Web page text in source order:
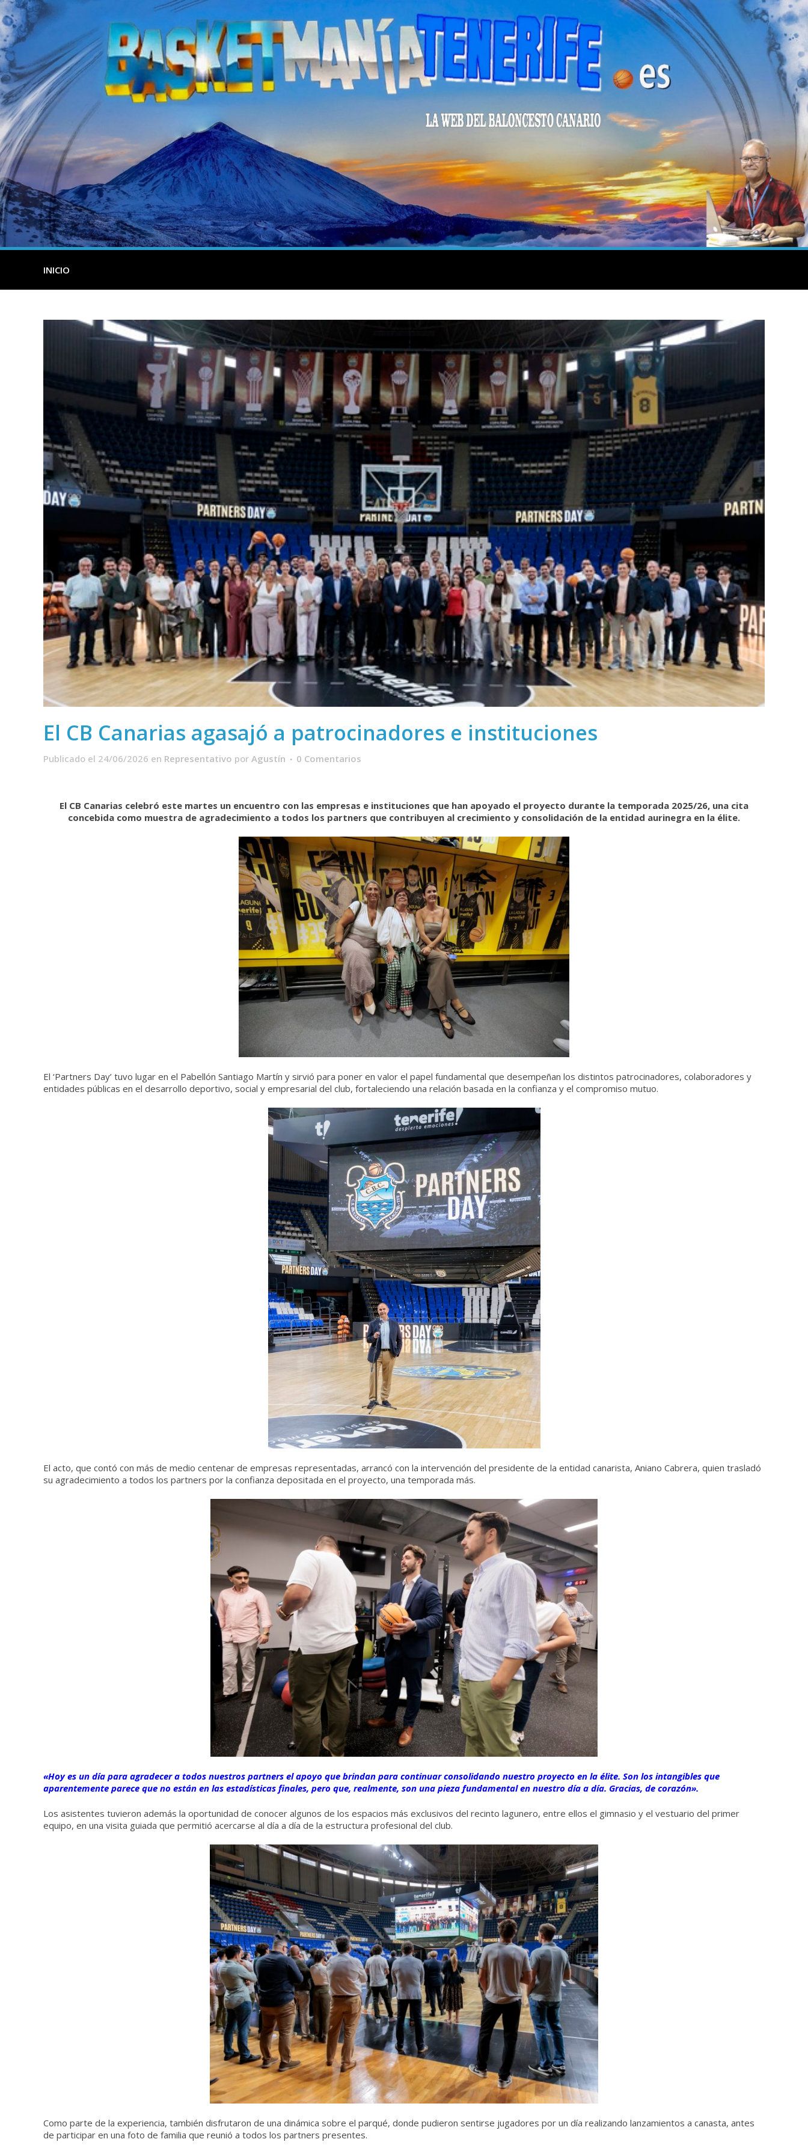
INICIO
El CB Canarias agasajó a patrocinadores e instituciones
Publicado el 24/06/2026 en Representativo por Agustín 0 Comentarios
El CB Canarias celebró este martes un encuentro con las empresas e instituciones que han apoyado el proyecto durante la temporada 2025/26, una cita
concebida como muestra de agradecimiento a todos los partners que contribuyen al crecimiento y consolidación de la entidad aurinegra en la élite.
El ‘Partners Day’ tuvo lugar en el Pabellón Santiago Martín y sirvió para poner en valor el papel fundamental que desempeñan los distintos patrocinadores, colaboradores y
entidades públicas en el desarrollo deportivo, social y empresarial del club, fortaleciendo una relación basada en la confianza y el compromiso mutuo.
El acto, que contó con más de medio centenar de empresas representadas, arrancó con la intervención del presidente de la entidad canarista, Aniano Cabrera, quien trasladó
su agradecimiento a todos los partners por la confianza depositada en el proyecto, una temporada más.
«Hoy es un día para agradecer a todos nuestros partners el apoyo que brindan para continuar consolidando nuestro proyecto en la élite. Son los intangibles que
aparentemente parece que no están en las estadísticas finales, pero que, realmente, son una pieza fundamental en nuestro día a día. Gracias, de corazón».
Los asistentes tuvieron además la oportunidad de conocer algunos de los espacios más exclusivos del recinto lagunero, entre ellos el gimnasio y el vestuario del primer
equipo, en una visita guiada que permitió acercarse al día a día de la estructura profesional del club.
Como parte de la experiencia, también disfrutaron de una dinámica sobre el parqué, donde pudieron sentirse jugadores por un día realizando lanzamientos a canasta, antes
de participar en una foto de familia que reunió a todos los partners presentes.